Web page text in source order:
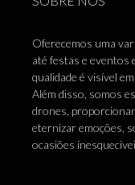
Oferecemos uma
até festas e eventos
qualidade é visível
Além disso, somos
drones,
eternizar emoções,
ocasiões